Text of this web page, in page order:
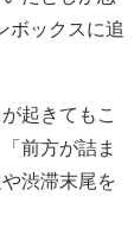
ボックスに追
起きてもこ
前方が詰ま
渋滞末尾を